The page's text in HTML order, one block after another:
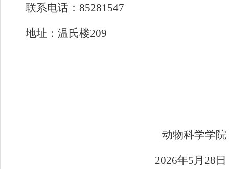
联系电话： 85281547
地址： 温氏楼209
动物科学学院
2026年5月 28 日